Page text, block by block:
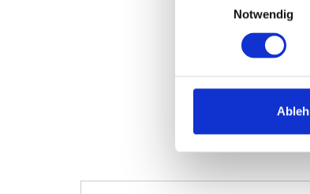
Notwendig